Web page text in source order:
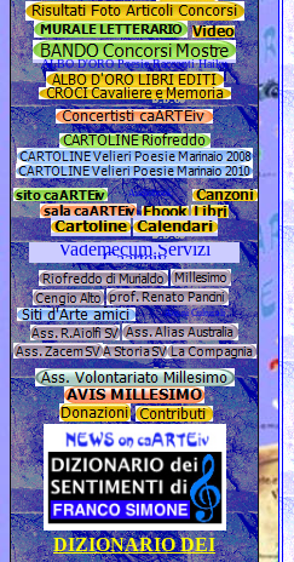
DIZIONARIO DEI